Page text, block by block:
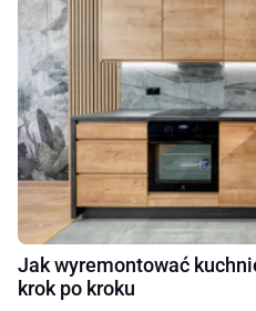
Jak wyremontować
krok po kroku